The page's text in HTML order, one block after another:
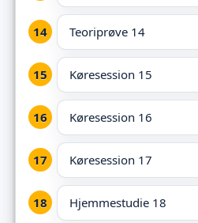
Teoriprøve 14
Køresession 15
Køresession 16
Køresession 17
Hjemmestudie 18